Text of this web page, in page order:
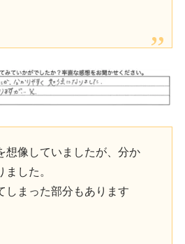
想像していましたが、分か
ました。
しまった部分もあります